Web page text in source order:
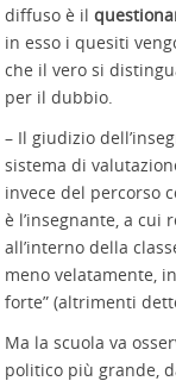
diffuso è il
in esso i quesiti
che il vero si
per il dubbio.
– Il giudizio
sistema di
invece del percorso
è l’insegnante, a cui
all’interno della
meno velatamente,
forte” (altrimenti
Ma la scuola va
politico più grande,